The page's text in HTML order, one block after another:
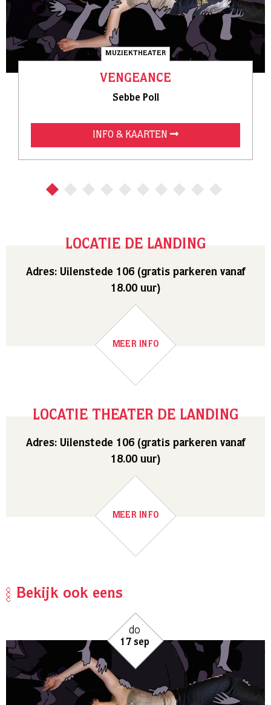
MUZIEKTHEATER
VENGEANCE
Sebbe Poll
INFO & KAARTEN
LOCATIE DE LANDING
Adres: Uilenstede 106 (gratis parkeren vanaf
18.00 uur)
MEER INFO
LOCATIE THEATER DE LANDING
Adres: Uilenstede 106 (gratis parkeren vanaf
18.00 uur)
MEER INFO
Bekijk ook eens
do
17 sep